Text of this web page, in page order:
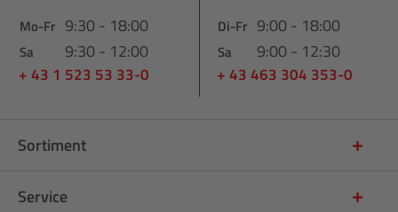
Mo-Fr 9:30 - 18:00
Sa 9:30 - 12:00
+ 43 1 523 53 33-0
Di-Fr 9:00 - 18:00
Sa 9:00 - 12:30
+ 43 463 304 353-0
Sortiment
Service